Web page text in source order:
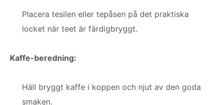
Placera tesilen eller tepåsen på det praktiska
locket när teet är färdigbryggt.
Kaffe-beredning:
Häll bryggt kaffe i koppen och njut av den goda
smaken.